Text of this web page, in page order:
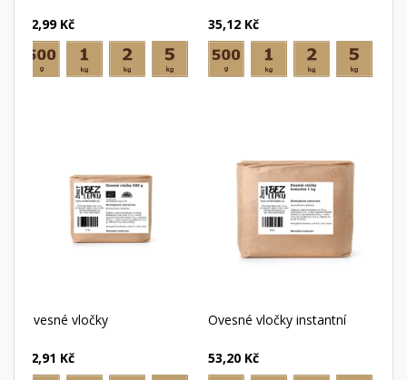
52,99 Kč 35,12 Kč
Ovesné vločky
32,91 Kč
Ovesné vločky instantní
53,20 Kč